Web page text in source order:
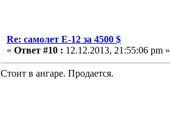
Re: самолет Е-12 за 4500 $
« Ответ #10 : 12.12.2013, 21:55:06 pm »
Стоит в ангаре. Продается.